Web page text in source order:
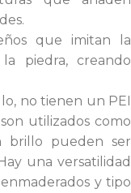
que imitan la
piedra, creando
no tienen un PEI
utilizados como
brillo pueden ser
una versatilidad
y tipo